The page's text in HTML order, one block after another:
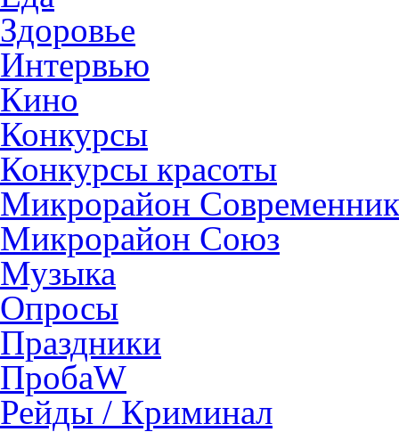
Здоровье
Интервью
Кино
Конкурсы
Конкурсы красоты
Микрорайон Современник
Микрорайон Союз
Музыка
Опросы
Праздники
ПробаW
Рейды / Криминал